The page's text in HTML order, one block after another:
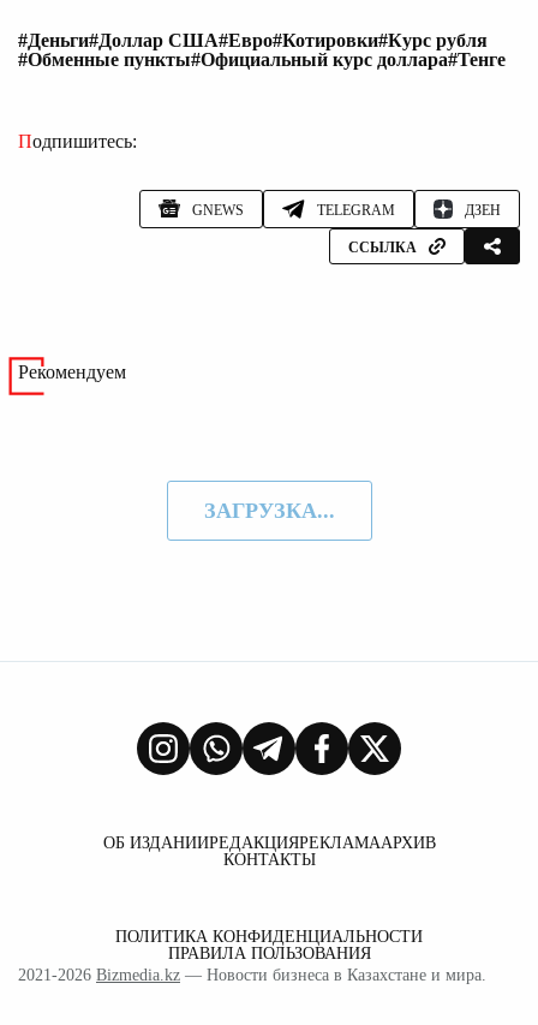
#Деньги#Доллар США#Евро#Котировки#Курс рубля
#Обменные пункты#Официальный курс доллара#Тенге
Подпишитесь:
GNEWS TELEGRAM ДЗЕН
ССЫЛКА
Рекомендуем
ЗАГРУЗКА...
ОБ ИЗДАНИИРЕДАКЦИЯРЕКЛАМААРХИВ
КОНТАКТЫ
ПОЛИТИКА КОНФИДЕНЦИАЛЬНОСТИ
ПРАВИЛА ПОЛЬЗОВАНИЯ
2021-2026 Bizmedia.kz — Новости бизнеса в Казахстане и мира.